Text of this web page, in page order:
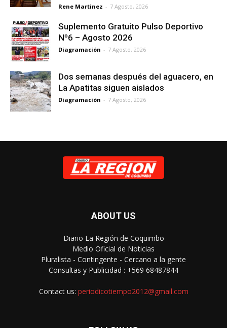
Rene Martinez - 7 Agosto, 2026
Suplemento Gratuito Pulso Deportivo
Nº6 – Agosto 2026
Diagramación - 7 Agosto, 2026
Dos semanas después del aguacero, en
La Apatitas siguen aislados
Diagramación - 7 Agosto, 2026
ABOUT US
Diario La Región de Coquimbo
Medio Oficial de Noticias
Pluralista - Contingente - Cercano a la gente
Consultas y Publicidad : +569 68487844
Contact us: periodicotiempo2012@gmail.com